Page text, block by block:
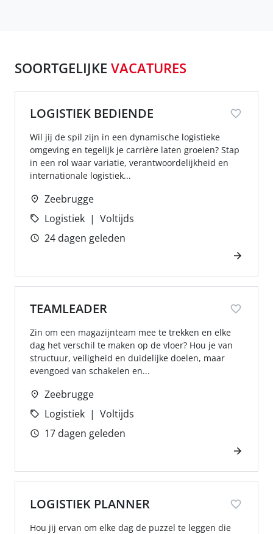
SOORTGELIJKE VACATURES
LOGISTIEK BEDIENDE
Wil jij de spil zijn in een dynamische logistieke
omgeving en tegelijk je carrière laten groeien? Stap
in een rol waar variatie, verantwoordelijkheid en
internationale logistiek...
Zeebrugge
Logistiek
Voltijds
24 dagen geleden
TEAMLEADER
Zin om een magazijnteam mee te trekken en elke
dag het verschil te maken op de vloer? Hou je van
structuur, veiligheid en duidelijke doelen, maar
evengoed van schakelen en...
Zeebrugge
Logistiek
Voltijds
17 dagen geleden
LOGISTIEK PLANNER
Hou jij ervan om elke dag de puzzel te leggen die